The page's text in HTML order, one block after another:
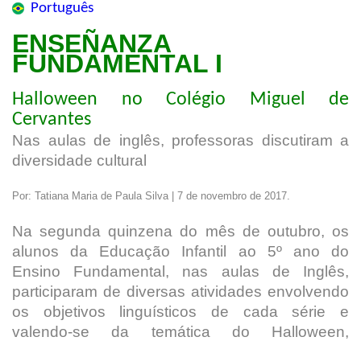
Português
ENSEÑANZA
FUNDAMENTAL I
Halloween no Colégio Miguel de
Cervantes
Nas aulas de inglês, professoras discutiram a
diversidade cultural
Por: Tatiana Maria de Paula Silva | 7 de novembro de 2017.
Na segunda quinzena do mês de outubro, os
alunos da Educação Infantil ao 5º ano do
Ensino Fundamental, nas aulas de Inglês,
participaram de diversas atividades envolvendo
os objetivos linguísticos de cada série e
valendo-se da temática do Halloween,